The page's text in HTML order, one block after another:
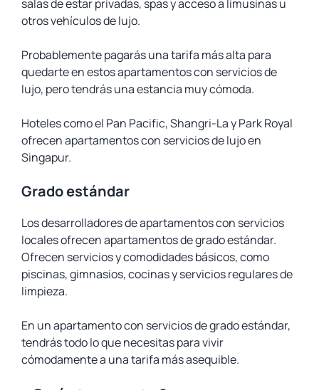
salas de estar privadas, spas y acceso a limusinas u
otros vehículos de lujo.
Probablemente pagarás una tarifa más alta para
quedarte en estos apartamentos con servicios de
lujo, pero tendrás una estancia muy cómoda.
Hoteles como el Pan Pacific, Shangri-La y Park Royal
ofrecen apartamentos con servicios de lujo en
Singapur.
Grado estándar
Los desarrolladores de apartamentos con servicios
locales ofrecen apartamentos de grado estándar.
Ofrecen servicios y comodidades básicos, como
piscinas, gimnasios, cocinas y servicios regulares de
limpieza.
En un apartamento con servicios de grado estándar,
tendrás todo lo que necesitas para vivir
cómodamente a una tarifa más asequible.